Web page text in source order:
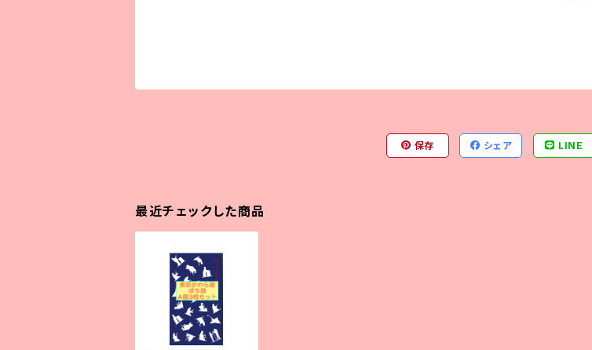
保存 シェア LINE
最近チェックした商品